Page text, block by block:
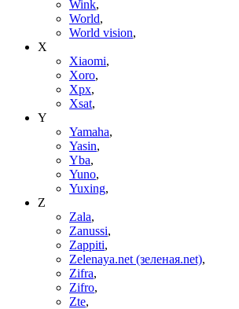
Wink,
World,
World vision,
X
Xiaomi,
Xoro,
Xpx,
Xsat,
Y
Yamaha,
Yasin,
Yba,
Yuno,
Yuxing,
Z
Zala,
Zanussi,
Zappiti,
Zelenaya.net (зеленая.net),
Zifra,
Zifro,
Zte,